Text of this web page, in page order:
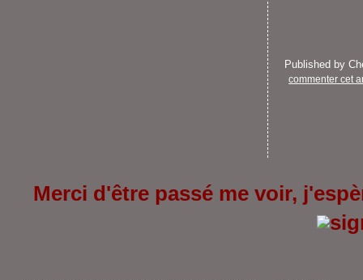
Published by
commenter cet
Merci d'être passé me voir,